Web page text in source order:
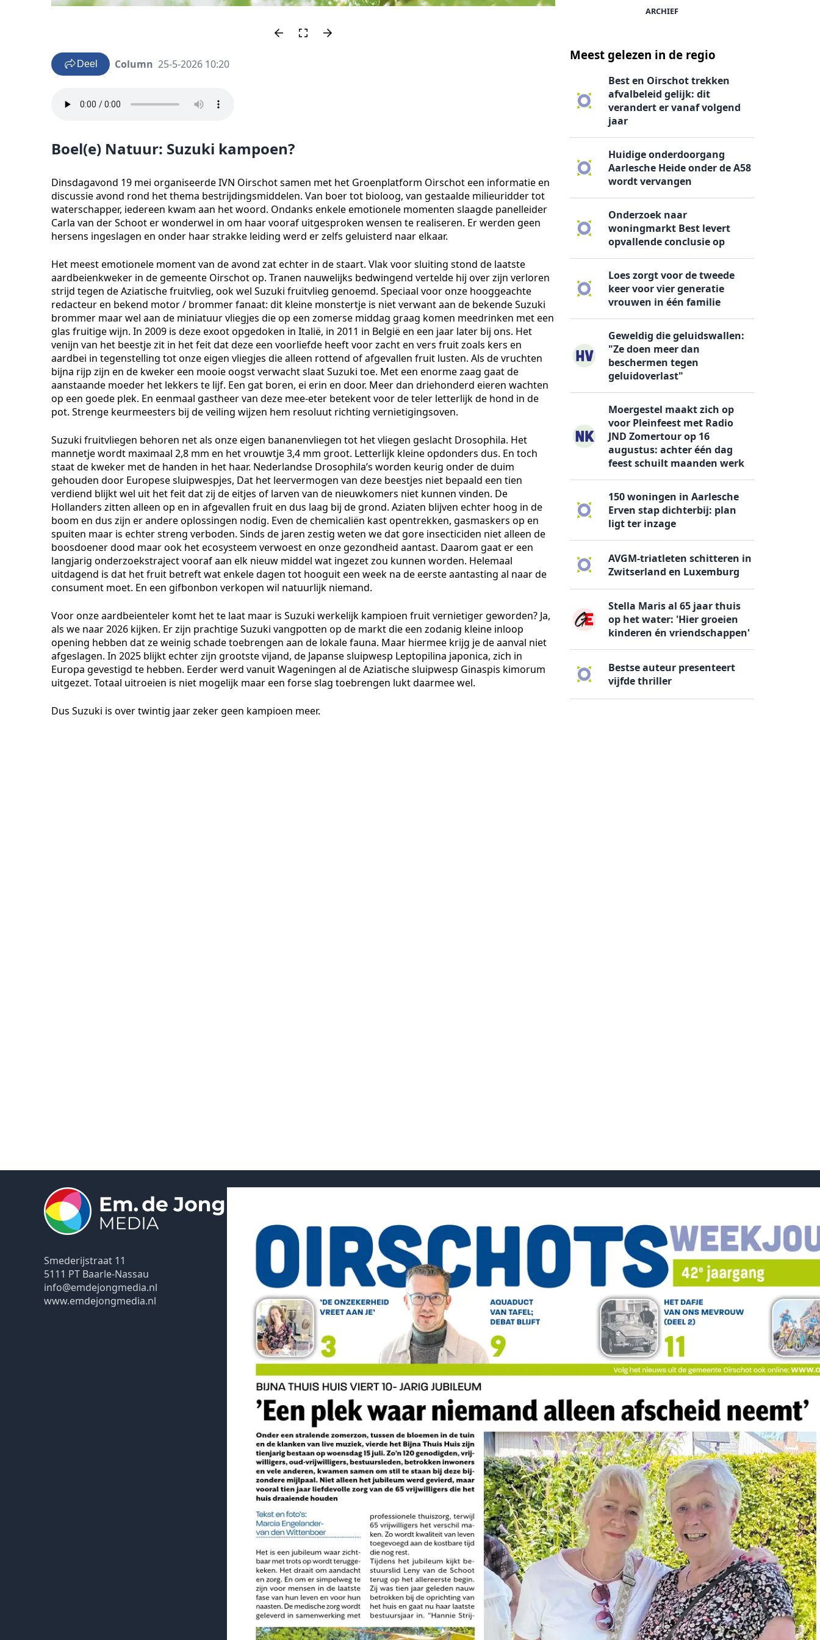
Deel Column 25-5-2026 10:20
Boel(e) Natuur: Suzuki kampoen?
Dinsdagavond 19 mei organiseerde IVN Oirschot samen met het Groenplatform Oirschot een informatie en
discussie avond rond het thema bestrijdingsmiddelen. Van boer tot bioloog, van gestaalde milieuridder tot
waterschapper, iedereen kwam aan het woord. Ondanks enkele emotionele momenten slaagde panelleider
Carla van der Schoot er wonderwel in om haar vooraf uitgesproken wensen te realiseren. Er werden geen
hersens ingeslagen en onder haar strakke leiding werd er zelfs geluisterd naar elkaar.
Het meest emotionele moment van de avond zat echter in de staart. Vlak voor sluiting stond de laatste
aardbeienkweker in de gemeente Oirschot op. Tranen nauwelijks bedwingend vertelde hij over zijn verloren
strijd tegen de Aziatische fruitvlieg, ook wel Suzuki fruitvlieg genoemd. Speciaal voor onze hooggeachte
redacteur en bekend motor / brommer fanaat: dit kleine monstertje is niet verwant aan de bekende Suzuki
brommer maar wel aan de miniatuur vliegjes die op een zomerse middag graag komen meedrinken met een
glas fruitige wijn. In 2009 is deze exoot opgedoken in Italië, in 2011 in België en een jaar later bij ons. Het
venijn van het beestje zit in het feit dat deze een voorliefde heeft voor zacht en vers fruit zoals kers en
aardbei in tegenstelling tot onze eigen vliegjes die alleen rottend of afgevallen fruit lusten. Als de vruchten
bijna rijp zijn en de kweker een mooie oogst verwacht slaat Suzuki toe. Met een enorme zaag gaat de
aanstaande moeder het lekkers te lijf. Een gat boren, ei erin en door. Meer dan driehonderd eieren wachten
op een goede plek. En eenmaal gastheer van deze mee-eter betekent voor de teler letterlijk de hond in de
pot. Strenge keurmeesters bij de veiling wijzen hem resoluut richting vernietigingsoven.
Suzuki fruitvliegen behoren net als onze eigen bananenvliegen tot het vliegen geslacht Drosophila. Het
mannetje wordt maximaal 2,8 mm en het vrouwtje 3,4 mm groot. Letterlijk kleine opdonders dus. En toch
staat de kweker met de handen in het haar. Nederlandse Drosophila’s worden keurig onder de duim
gehouden door Europese sluipwespjes, Dat het leervermogen van deze beestjes niet bepaald een tien
verdiend blijkt wel uit het feit dat zij de eitjes of larven van de nieuwkomers niet kunnen vinden. De
Hollanders zitten alleen op en in afgevallen fruit en dus laag bij de grond. Aziaten blijven echter hoog in de
boom en dus zijn er andere oplossingen nodig. Even de chemicaliën kast opentrekken, gasmaskers op en
spuiten maar is echter streng verboden. Sinds de jaren zestig weten we dat gore insecticiden niet alleen de
boosdoener dood maar ook het ecosysteem verwoest en onze gezondheid aantast. Daarom gaat er een
langjarig onderzoekstraject vooraf aan elk nieuw middel wat ingezet zou kunnen worden. Helemaal
uitdagend is dat het fruit betreft wat enkele dagen tot hooguit een week na de eerste aantasting al naar de
consument moet. En een gifbonbon verkopen wil natuurlijk niemand.
Voor onze aardbeienteler komt het te laat maar is Suzuki werkelijk kampioen fruit vernietiger geworden? Ja,
als we naar 2026 kijken. Er zijn prachtige Suzuki vangpotten op de markt die een zodanig kleine inloop
opening hebben dat ze weinig schade toebrengen aan de lokale fauna. Maar hiermee krijg je de aanval niet
afgeslagen. In 2025 blijkt echter zijn grootste vijand, de Japanse sluipwesp Leptopilina japonica, zich in
Europa gevestigd te hebben. Eerder werd vanuit Wageningen al de Aziatische sluipwesp Ginaspis kimorum
uitgezet. Totaal uitroeien is niet mogelijk maar een forse slag toebrengen lukt daarmee wel.
Dus Suzuki is over twintig jaar zeker geen kampioen meer.
ARCHIEF
Meest gelezen in de regio
Best en Oirschot trekken
afvalbeleid gelijk: dit
verandert er vanaf volgend
jaar
Huidige onderdoorgang
Aarlesche Heide onder de A58
wordt vervangen
Onderzoek naar
woningmarkt Best levert
opvallende conclusie op
Loes zorgt voor de tweede
keer voor vier generatie
vrouwen in één familie
Geweldig die geluidswallen:
"Ze doen meer dan
beschermen tegen
geluidoverlast"
Moergestel maakt zich op
voor Pleinfeest met Radio
JND Zomertour op 16
augustus: achter één dag
feest schuilt maanden werk
150 woningen in Aarlesche
Erven stap dichterbij: plan
ligt ter inzage
AVGM-triatleten schitteren in
Zwitserland en Luxemburg
Stella Maris al 65 jaar thuis
op het water: 'Hier groeien
kinderen én vriendschappen'
Bestse auteur presenteert
vijfde thriller
Smederijstraat 11
5111 PT Baarle-Nassau
info@emdejongmedia.nl
www.emdejongmedia.nl